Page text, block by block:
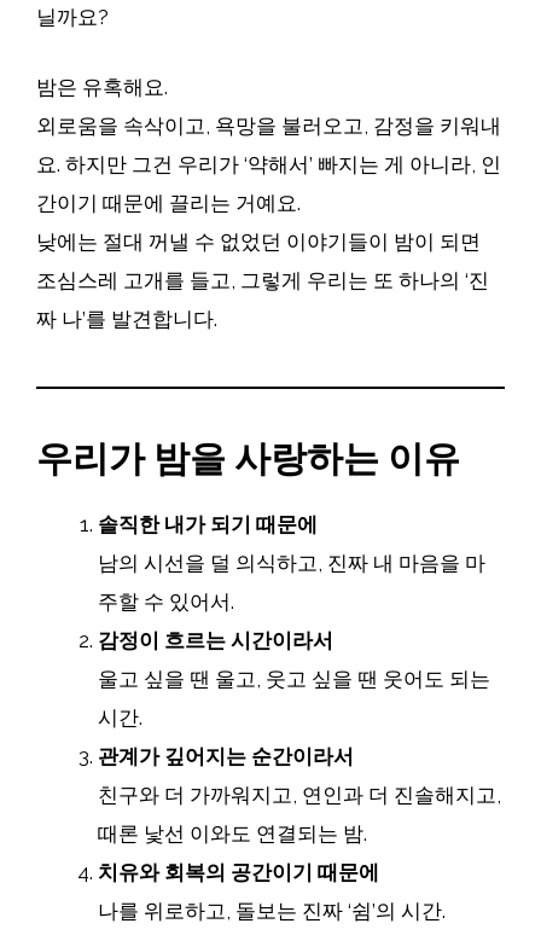
닐까요?
밤은 유혹해요.
외로움을 속삭이고, 욕망을 불러오고, 감정을 키워내
요. 하지만 그건 우리가 ‘약해서’ 빠지는 게 아니라, 인
간이기 때문에 끌리는 거예요.
낮에는 절대 꺼낼 수 없었던 이야기들이 밤이 되면
조심스레 고개를 들고, 그렇게 우리는 또 하나의 ‘진
짜 나’를 발견합니다.
우리가 밤을 사랑하는 이유
솔직한 내가 되기 때문에
남의 시선을 덜 의식하고, 진짜 내 마음을 마
주할 수 있어서.
감정이 흐르는 시간이라서
울고 싶을 땐 울고, 웃고 싶을 땐 웃어도 되는
시간.
관계가 깊어지는 순간이라서
친구와 더 가까워지고, 연인과 더 진솔해지고,
때론 낯선 이와도 연결되는 밤.
치유와 회복의 공간이기 때문에
나를 위로하고, 돌보는 진짜 ‘쉼’의 시간.